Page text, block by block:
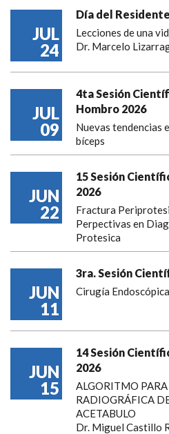
JUL
24
Día del
Lecciones de una
Dr. Marcelo
JUL
09
4ta Sesión
Hombro 2026
Nuevas tendencias
bíceps
JUN
22
15 Sesión
2026
Fractura
Perpectivas en
Protesica
JUN
11
3ra. Sesión
Cirugía
JUN
15
14 Sesión
2026
ALGORITMO
RADIOGRÁFICA
ACETABULO
Dr. Miguel Castillo